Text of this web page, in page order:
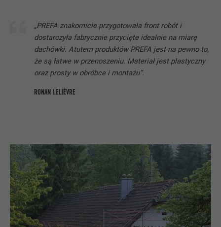
„PREFA znakomicie przygotowała front robót i
dostarczyła fabrycznie przycięte idealnie na miarę
dachówki. Atutem produktów PREFA jest na pewno to,
że są łatwe w przenoszeniu. Materiał jest plastyczny
oraz prosty w obróbce i montażu”.
RONAN LELIÈVRE